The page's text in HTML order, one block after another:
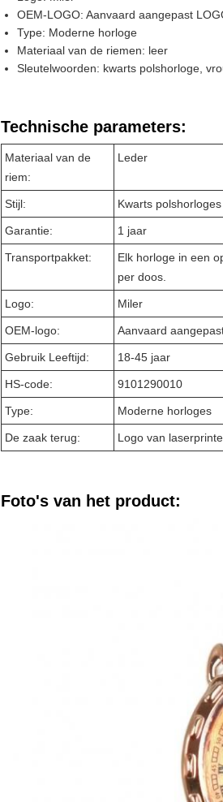
OEM-LOGO: Aanvaard aangepast
Type: Moderne horloge
Materiaal van de riemen: leer
Sleutelwoorden: kwarts polshorloge,
Technische parameters:
Materiaal van de
riem:
Leder
Stijl: Kwarts polshorloges
Garantie: 1 jaar
Transportpakket:
Elk horloge in een
per doos.
Logo: Miler
OEM-logo: Aanvaard
Gebruik Leeftijd: 18-45 jaar
HS-code: 9101290010
Type: Moderne horloges
De zaak terug: Logo van
Foto's van het product: